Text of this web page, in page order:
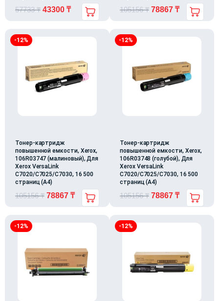
57733₸ 43300 ₸ 105156₸ 78867 ₸
-12%
Тонер-картридж
повышенной емкости, Xerox,
106R03747 (малиновый), Для
Xerox VersaLink
C7020/C7025/C7030, 16 500
страниц (А4)
105156₸ 78867 ₸
-12%
Тонер-картридж
повышенной емкости, Xerox,
106R03748 (голубой), Для
Xerox VersaLink
C7020/C7025/C7030, 16 500
страниц (А4)
105156₸ 78867 ₸
-12% -12%